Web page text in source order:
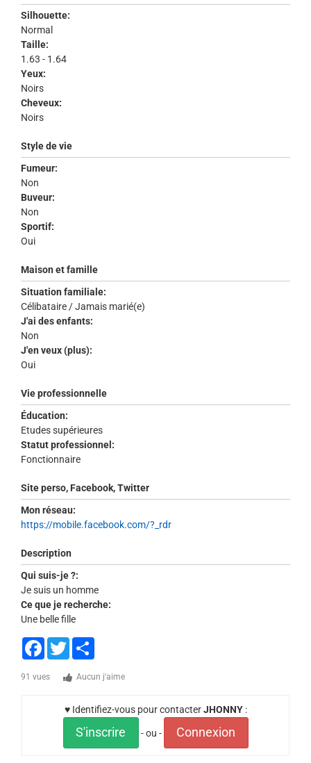
Silhouette:
Normal
Taille:
1.63 - 1.64
Yeux:
Noirs
Cheveux:
Noirs
Style de vie
Fumeur:
Non
Buveur:
Non
Sportif:
Oui
Maison et famille
Situation familiale:
Célibataire / Jamais marié(e)
J'ai des enfants:
Non
J'en veux (plus):
Oui
Vie professionnelle
Éducation:
Etudes supérieures
Statut professionnel:
Fonctionnaire
Site perso, Facebook, Twitter
Mon réseau:
https://mobile.facebook.com/?_rdr
Description
Qui suis-je ?:
Je suis un homme
Ce que je recherche:
Une belle fille
Facebook
Twitter
91 vues Aucun j'aime
♥ Identifiez-vous pour contacterJHONNY:
S'inscrire - ou - Connexion